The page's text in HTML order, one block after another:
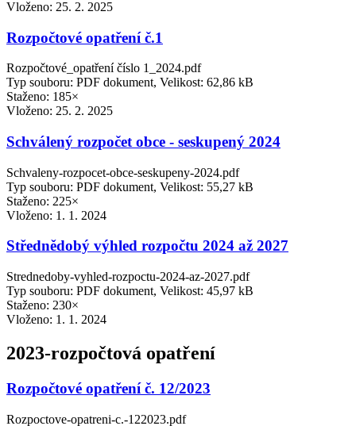
Vloženo: 25. 2. 2025
Rozpočtové opatření č.1
Rozpočtové_opatření číslo 1_2024.pdf
Typ souboru: PDF dokument, Velikost: 62,86 kB
Staženo: 185×
Vloženo: 25. 2. 2025
Schválený rozpočet obce - seskupený 2024
Schvaleny-rozpocet-obce-seskupeny-2024.pdf
Typ souboru: PDF dokument, Velikost: 55,27 kB
Staženo: 225×
Vloženo: 1. 1. 2024
Střednědobý výhled rozpočtu 2024 až 2027
Strednedoby-vyhled-rozpoctu-2024-az-2027.pdf
Typ souboru: PDF dokument, Velikost: 45,97 kB
Staženo: 230×
Vloženo: 1. 1. 2024
2023-rozpočtová opatření
Rozpočtové opatření č. 12/2023
Rozpoctove-opatreni-c.-122023.pdf